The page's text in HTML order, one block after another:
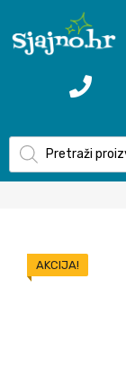
AKCIJA!